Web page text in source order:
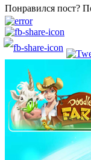
Понравился пост?